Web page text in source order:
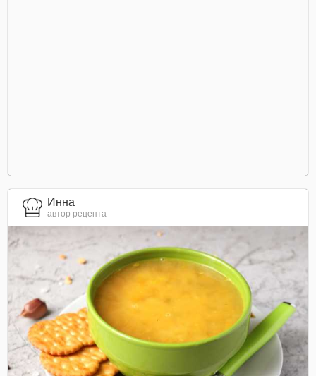
Инна
автор рецепта